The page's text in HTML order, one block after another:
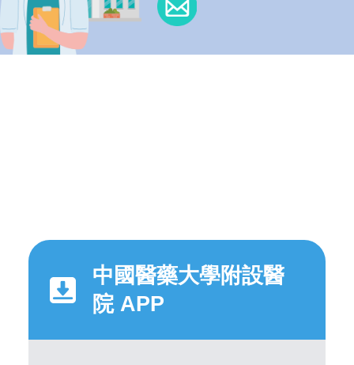
中國醫藥大學附設醫
院 APP